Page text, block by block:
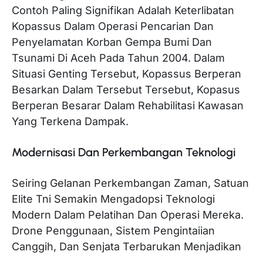
Contoh Paling Signifikan Adalah Keterlibatan
Kopassus Dalam Operasi Pencarian Dan
Penyelamatan Korban Gempa Bumi Dan
Tsunami Di Aceh Pada Tahun 2004. Dalam
Situasi Genting Tersebut, Kopassus Berperan
Besarkan Dalam Tersebut Tersebut, Kopasus
Berperan Besarar Dalam Rehabilitasi Kawasan
Yang Terkena Dampak.
Modernisasi Dan Perkembangan Teknologi
Seiring Gelanan Perkembangan Zaman, Satuan
Elite Tni Semakin Mengadopsi Teknologi
Modern Dalam Pelatihan Dan Operasi Mereka.
Drone Penggunaan, Sistem Pengintaiian
Canggih, Dan Senjata Terbarukan Menjadikan